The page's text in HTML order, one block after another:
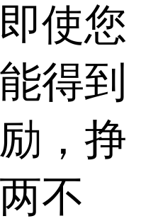
使您
得到
，挣
不